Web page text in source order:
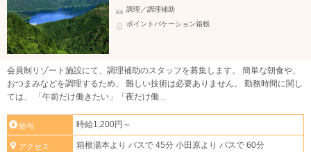
調理／調理補助
ポイントバケーション箱根
会員制リゾート施設にて、調理補助のスタッフを募集します。 簡単な朝食や、
おつまみなどを調理するため、 難しい技術は必要ありません。 勤務時間に関し
ては、 「午前だけ働きたい」「夜だけ働...
給与 時給1,200円～
アクセス 箱根湯本より バスで 45分 小田原より バスで 60分